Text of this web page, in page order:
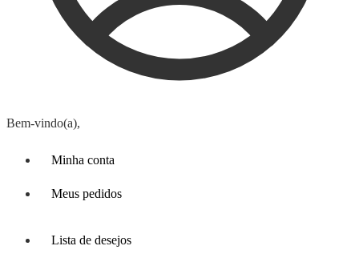
Bem-vindo(a),
Minha conta
Meus pedidos
Lista de desejos